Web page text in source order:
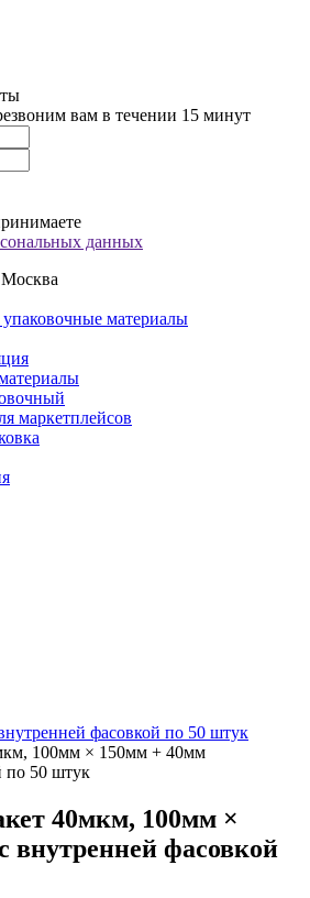
вам в течении 15 минут
данных
Москва
материалы
маркетплейсов
фасовкой по 50 штук
100мм × 150мм + 40мм
по 50 штук
40мкм, 100мм ×
внутренней фасовкой